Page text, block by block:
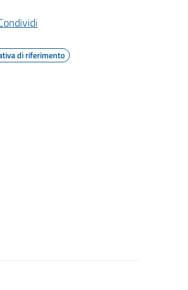
di riferimento